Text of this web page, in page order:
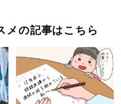
メの記事はこちら